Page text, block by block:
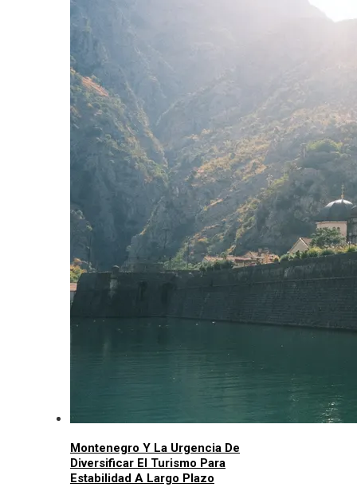
Montenegro Y La Urgencia De
Diversificar El Turismo Para
Estabilidad A Largo Plazo